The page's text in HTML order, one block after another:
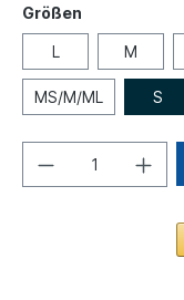
Größen
L M
MS/M/ML S